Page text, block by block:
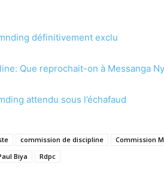
définitivement exclu
Que reprochait-on à Messanga
attendu sous l’échafaud
commission de discipline Commission
Biya Rdpc